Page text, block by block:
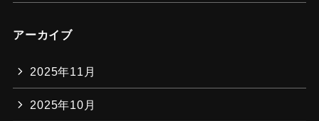
アーカイブ
2025年11月
2025年10月